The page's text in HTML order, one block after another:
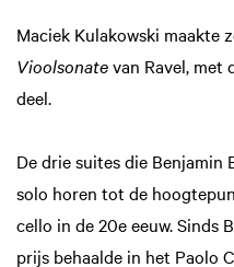
Maciek Kulakowski maakte
Vioolsonatevan Ravel, met
deel.
De drie suites die
solo horen tot de
cello in de 20e eeuw. Sinds
prijs behaalde in het Paolo